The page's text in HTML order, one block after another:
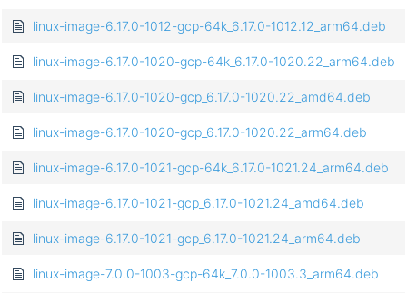
linux-image-6.17.0-1012-gcp-64k_6.17.0-1012.12_arm64.deb
linux-image-6.17.0-1020-gcp-64k_6.17.0-1020.22_arm64.deb
linux-image-6.17.0-1020-gcp_6.17.0-1020.22_amd64.deb
linux-image-6.17.0-1020-gcp_6.17.0-1020.22_arm64.deb
linux-image-6.17.0-1021-gcp-64k_6.17.0-1021.24_arm64.deb
linux-image-6.17.0-1021-gcp_6.17.0-1021.24_amd64.deb
linux-image-6.17.0-1021-gcp_6.17.0-1021.24_arm64.deb
linux-image-7.0.0-1003-gcp-64k_7.0.0-1003.3_arm64.deb